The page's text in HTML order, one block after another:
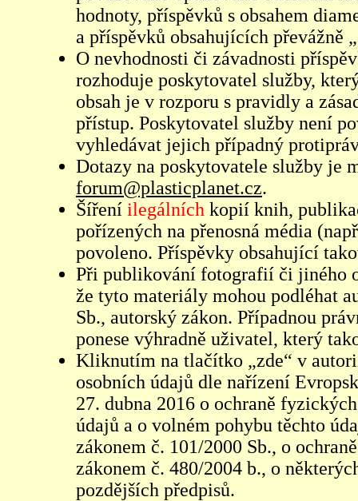
hodnoty, příspěvků s obsahem
a příspěvků obsahujících převážně
O nevhodnosti či závadnosti
rozhoduje poskytovatel služby,
obsah je v rozporu s pravidly a
přístup. Poskytovatel služby není
vyhledávat jejich případný
Dotazy na poskytovatele služby je
forum@plasticplanet.cz.
Šíření ilegálních kopií knih,
pořízených na přenosná média
povoleno. Příspěvky obsahující
Při publikování fotografií či jiného
že tyto materiály mohou podléhat
Sb., autorský zákon. Případnou
ponese výhradně uživatel, který
Kliknutím na tlačítko „zde“ v
osobních údajů dle nařízení
27. dubna 2016 o ochraně
údajů a o volném pohybu těchto
zákonem č. 101/2000 Sb., o
zákonem č. 480/2004 b., o
pozdějších předpisů.